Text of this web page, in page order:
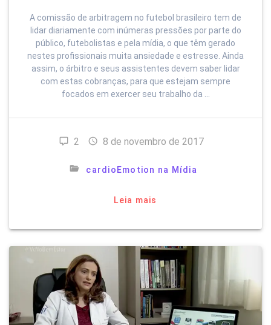
A comissão de arbitragem no futebol brasileiro tem de
lidar diariamente com inúmeras pressões por parte do
público, futebolistas e pela mídia, o que têm gerado
nestes profissionais muita ansiedade e estresse. Ainda
assim, o árbitro e seus assistentes devem saber lidar
com estas cobranças, para que estejam sempre
focados em exercer seu trabalho da …
2 8 de novembro de 2017
cardioEmotion na Mídia
Leia mais